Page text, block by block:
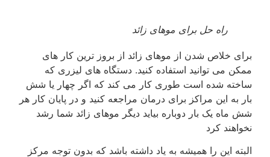
راه حل برای موهای زائد
برای خلاص شدن از موهای زائد از بروز ترین کار های
ممکن می توانید استفاده کنید. دستگاه های لیزری که
ساخته شده است طوری کار می کند که اگر چهار یا شش
بار به این مراکز برای درمان مراجعه کنید و در پایان کار هر
شش ماه یک بار دوباره بیاید دیگر موهای زائد شما رشد
نخواهند کرد
البته این را همیشه به یاد داشته باشد که بدون توجه مرکز